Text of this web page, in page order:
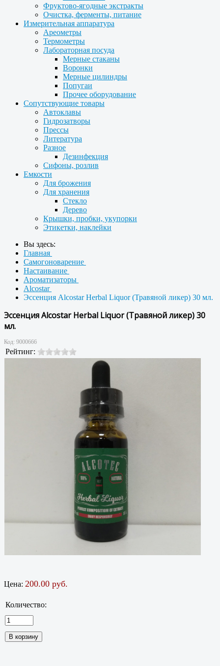
Фруктово-ягодные экстракты
Очистка, ферменты, питание
Измерительная аппаратура
Ареометры
Термометры
Лабораторная посуда
Мерные стаканы
Воронки
Мерные цилиндры
Попугаи
Прочее оборудование
Сопутствующие товары
Автоклавы
Гидрозатворы
Прессы
Литература
Разное
Дезинфекция
Сифоны, розлив
Емкости
Для брожения
Для хранения
Стекло
Дерево
Крышки, пробки, укупорки
Этикетки, наклейки
Вы здесь:
Главная
Самогоноварение
Настаивание
Ароматизаторы
Alcostar
Эссенция Alcostar Herbal Liquor (Травяной ликер) 30 мл.
Эссенция Alcostar Herbal Liquor (Травяной ликер) 30
мл.
Код: 9000666
Рейтинг:
Цена: 200.00 руб.
Количество: